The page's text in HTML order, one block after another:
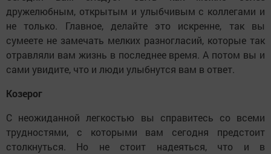
дружелюбным, открытым и улыбчивым с коллегами и
не только. Главное, делайте это искренне, так вы
сумеете не замечать мелких разногласий, которые так
отравляли вам жизнь в последнее время. А потом вы и
сами увидите, что и люди улыбнутся вам в ответ.
Козерог
С неожиданной легкостью вы справитесь со всеми
трудностями, с которыми вам сегодня предстоит
столкнуться. Но не стоит надеяться, что и в